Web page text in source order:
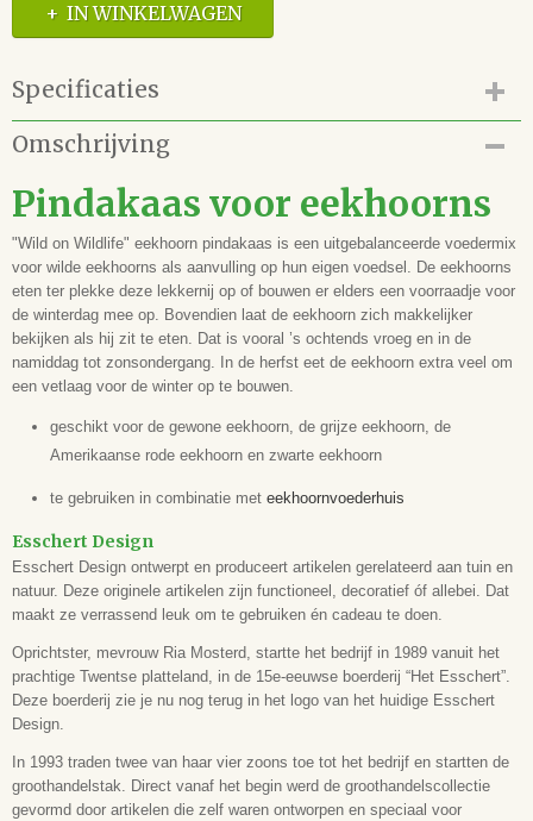
IN WINKELWAGEN
Specificaties
Productcode
81.170.01
EAN code
871498209355
Omschrijving
Pindakaas voor eekhoorns
"Wild on Wildlife" eekhoorn pindakaas is een uitgebalanceerde voedermix
voor wilde eekhoorns als aanvulling op hun eigen voedsel. De eekhoorns
eten ter plekke deze lekkernij op of bouwen er elders een voorraadje voor
de winterdag mee op. Bovendien laat de eekhoorn zich makkelijker
bekijken als hij zit te eten. Dat is vooral ’s ochtends vroeg en in de
namiddag tot zonsondergang. In de herfst eet de eekhoorn extra veel om
een vetlaag voor de winter op te bouwen.
geschikt voor de gewone eekhoorn, de grijze eekhoorn, de
Amerikaanse rode eekhoorn en zwarte eekhoorn
te gebruiken in combinatie met eekhoornvoederhuis
Esschert Design
Esschert Design ontwerpt en produceert artikelen gerelateerd aan tuin en
natuur. Deze originele artikelen zijn functioneel, decoratief óf allebei. Dat
maakt ze verrassend leuk om te gebruiken én cadeau te doen.
Oprichtster, mevrouw Ria Mosterd, startte het bedrijf in 1989 vanuit het
prachtige Twentse platteland, in de 15e-eeuwse boerderij “Het Esschert”.
Deze boerderij zie je nu nog terug in het logo van het huidige Esschert
Design.
In 1993 traden twee van haar vier zoons toe tot het bedrijf en startten de
groothandelstak. Direct vanaf het begin werd de groothandelscollectie
gevormd door artikelen die zelf waren ontworpen en speciaal voor